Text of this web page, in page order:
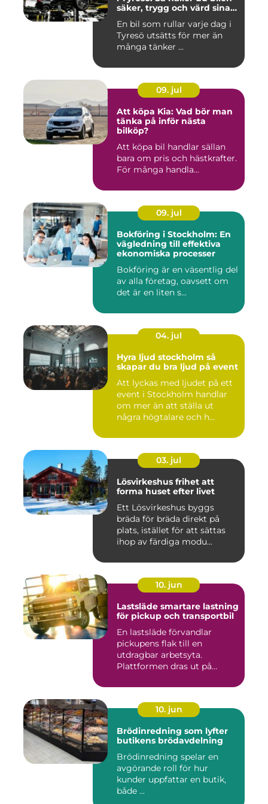
säker, trygg och värd sina
En bil som rullar varje dag i
Tyresö utsätts för mer än
många tänker ...
09. jul
Att köpa Kia: Vad bör man
tänka på inför nästa
bilköp?
Att köpa bil handlar sällan
bara om pris och hästkrafter.
För många handla...
09. jul
Bokföring i Stockholm: En
vägledning till effektiva
ekonomiska processer
Bokföring är en väsentlig del
av alla företag, oavsett om
det är en liten s...
04. jul
Hyra ljud stockholm så
skapar du bra ljud på event
Att lyckas med ljudet på ett
event i Stockholm handlar
om mer än att ställa ut
några högtalare och h...
03. jul
Lösvirkeshus frihet att
forma huset efter livet
Ett Lösvirkeshus byggs
bräda för bräda direkt på
plats, istället för att sättas
ihop av färdiga modu...
10. jun
Lastsläde smartare lastning
för pickup och transportbil
En lastsläde förvandlar
pickupens flak till en
utdragbar arbetsyta.
Plattformen dras ut på
10. jun
Brödinredning som lyfter
butikens brödavdelning
Brödinredning spelar en
avgörande roll för hur
kunder uppfattar en butik,
både ...